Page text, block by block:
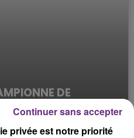
DE
#1
privée est notre priorité
Continuer sans accepter